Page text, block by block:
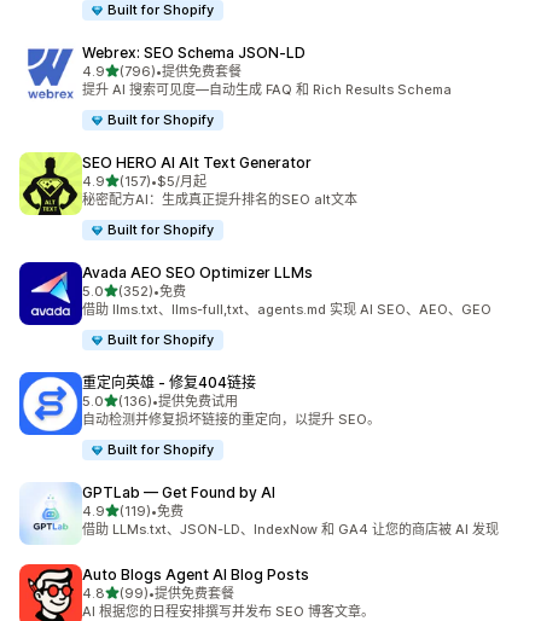
Built for Shopify
Webrex: SEO Schema JSON‑LD
4.9星（满分 5 星）
(796)
总共 796 条评论
•提供免费套餐
提升 AI 搜索可见度—自动生成 FAQ 和 Rich Results Schema
Built for Shopify
SEO HERO AI Alt Text Generator
4.9星（满分 5 星）
(157)
总共 157 条评论
•$5/月起
秘密配方AI：生成真正提升排名的SEO alt文本
Built for Shopify
Avada AEO SEO Optimizer LLMs
5.0星（满分 5 星）
(352)
总共 352 条评论
•免费
借助 llms.txt、llms-full,txt、agents.md 实现 AI SEO、AEO、GEO
Built for Shopify
重定向英雄 ‑ 修复404链接
5.0星（满分 5 星）
(136)
总共 136 条评论
•提供免费试用
自动检测并修复损坏链接的重定向，以提升 SEO。
Built for Shopify
GPTLab — Get Found by AI
4.9星（满分 5 星）
(119)
总共 119 条评论
•免费
借助 LLMs.txt、JSON-LD、IndexNow 和 GA4 让您的商店被 AI 发现
Auto Blogs Agent AI Blog Posts
4.8星（满分 5 星）
(99)
总共 99 条评论
•提供免费套餐
AI 根据您的日程安排撰写并发布 SEO 博客文章。